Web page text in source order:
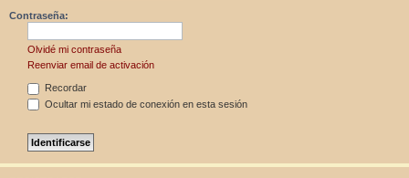
Contraseña:
Olvidé mi contraseña
Reenviar email de activación
Recordar
Ocultar mi estado de conexión en esta sesión